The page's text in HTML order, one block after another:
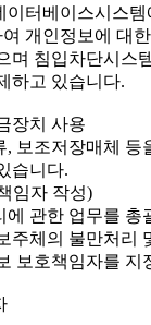
터베이스시스템
개인정보에 대
며 침입차단시스
하고 있습니다.
장치 사용
보조저장매체 등
습니다.
임자 작성)
관한 업무를 총
주체의 불만처리
보호책임자를 지